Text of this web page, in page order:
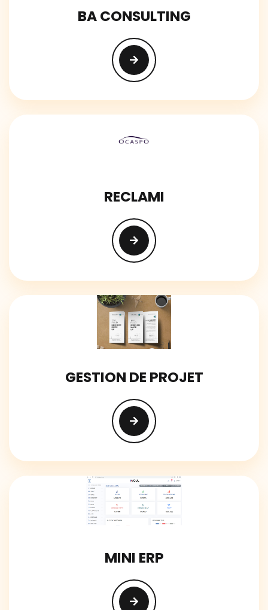
BA CONSULTING
RECLAMI
GESTION DE PROJET
MINI ERP